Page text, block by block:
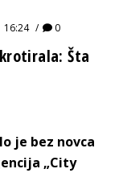
16:24 0
Šta
je bez novca
„City